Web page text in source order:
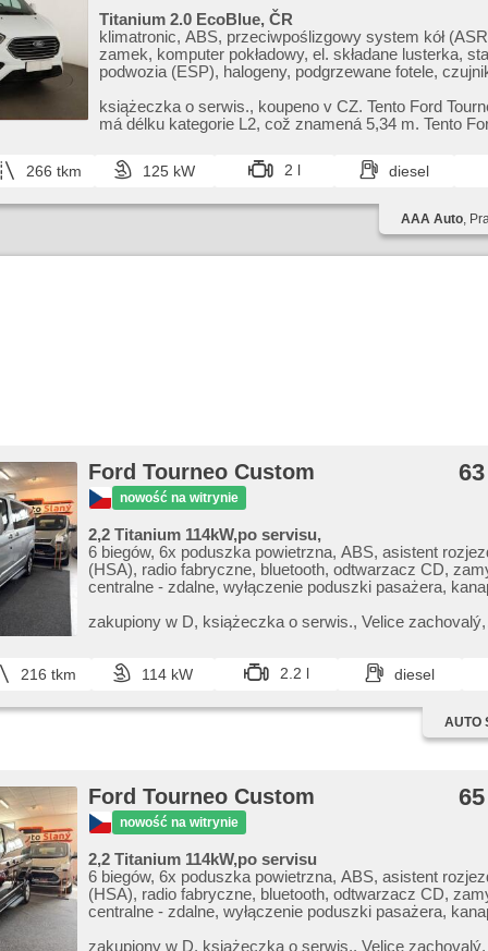
Titanium 2.0 EcoBlue, ČR
klimatronic, ABS, przeciwpoślizgowy system kół
zamek, komputer pokładowy, el. składane lusterka,
podwozia (ESP), halogeny, podgrzewane fotele,
poduszka powietrzna, podgrzewana przednia szyba,
wspomaganie układu kierowniczego, el. opuszczane
książeczka o serwis.,​ koupeno v CZ. Tento Ford
má délku kategorie L2,​ což znamená 5,​34 m. Tento Ford Tourneo
266 tkm 125 kW 2 l diesel
AAA Auto,
Ford Tourneo Custom
nowość na witrynie
2,2 Titanium 114kW,po servisu,
6 biegów, 6x poduszka powietrzna, ABS, asistent
(HSA), radio fabryczne, bluetooth, odtwarzacz CD,
centralne - zdalne, wyłączenie poduszki pasażera,
el. składane lusterka, el. lusterka, hands free,
pokładowy, parkovací senzory zadní, spełnia EURO V,
pohon, roletky na zadních oknech, czujnik deszczu,
reflektorów, stabilizacja podwozia (ESP), start-stop
holowniczy, tempomat, przyciemniane szyby, USB,
wifi hotspot, wycieraczka tylna, zatmavená zadní skla
zakupiony w D,​ książeczka o serwis.,​ Velice zachovalý,​
216 tkm 114 kW 2.2 l diesel
AUTO
Ford Tourneo Custom
nowość na witrynie
2,2 Titanium 114kW,po servisu
6 biegów, 6x poduszka powietrzna, ABS, asistent
(HSA), radio fabryczne, bluetooth, odtwarzacz CD,
centralne - zdalne, wyłączenie poduszki pasażera,
el. składane lusterka, el. lusterka, hands free,
zakupiony w D,​ książeczka o serwis.,​ Velice